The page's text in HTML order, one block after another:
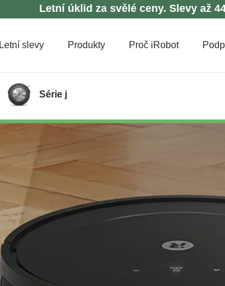
Letní úklid za svělé ceny. Slevy až
Letní slevy Produkty Proč iRobot
Série j